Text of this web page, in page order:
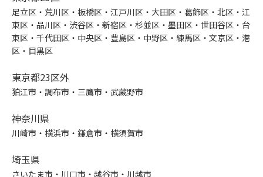
足立区・荒川区・板橋区・江戸川区・大田区・葛飾区・北区・江
東区・品川区・渋谷区・新宿区・杉並区・墨田区・世田谷区・台
東区・千代田区・中央区・豊島区・中野区・練馬区・文京区・港
区・目黒区
東京都23区外
狛江市・調布市・三鷹市・武蔵野市
神奈川県
川崎市・横浜市・鎌倉市・横須賀市
埼玉県
さいたま市・川口市・越谷市・川越市